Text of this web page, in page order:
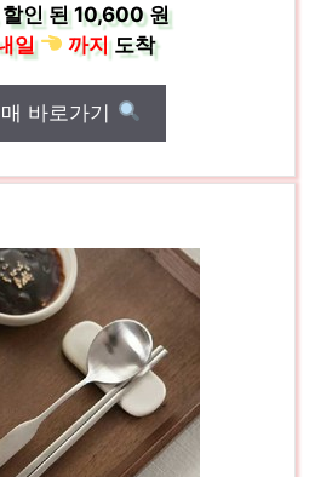
인 된10,600 원
일
까지도착
바로가기